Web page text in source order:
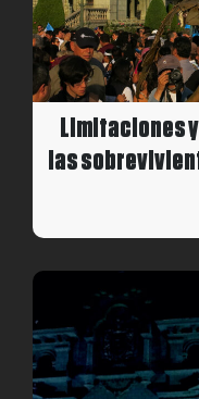
Limitaciones
las